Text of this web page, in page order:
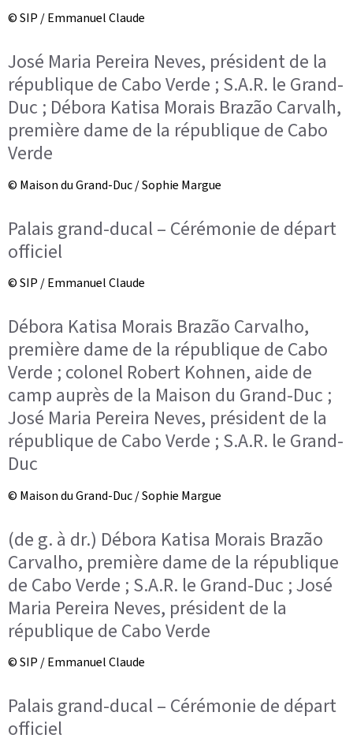
© SIP / Emmanuel Claude
José Maria Pereira Neves, président de la
république de Cabo Verde ; S.A.R. le Grand-
Duc ; Débora Katisa Morais Brazão Carvalh,
première dame de la république de Cabo
Verde
© Maison du Grand-Duc / Sophie Margue
Palais grand-ducal – Cérémonie de départ
officiel
© SIP / Emmanuel Claude
Débora Katisa Morais Brazão Carvalho,
première dame de la république de Cabo
Verde ; colonel Robert Kohnen, aide de
camp auprès de la Maison du Grand-Duc ;
José Maria Pereira Neves, président de la
république de Cabo Verde ; S.A.R. le Grand-
Duc
© Maison du Grand-Duc / Sophie Margue
(de g. à dr.) Débora Katisa Morais Brazão
Carvalho, première dame de la république
de Cabo Verde ; S.A.R. le Grand-Duc ; José
Maria Pereira Neves, président de la
république de Cabo Verde
© SIP / Emmanuel Claude
Palais grand-ducal – Cérémonie de départ
officiel